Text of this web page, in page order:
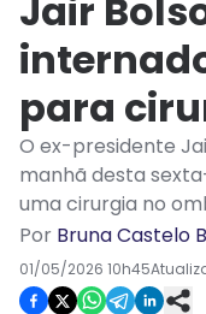
Jair
para
O ex-presidente
manhã desta
uma cirurgia no
Por Bruna Castelo
01/05/2026 10h45